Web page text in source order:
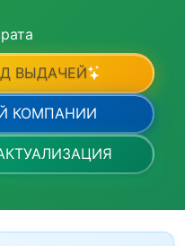
ВЫДАЧЕЙ
КОМПАНИИ